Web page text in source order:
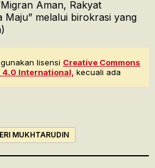
Aman, Rakyat
Maju” melalui birokrasi yang
lisensi Creative Commons
4.0 International, kecuali ada
MUKHTARUDIN